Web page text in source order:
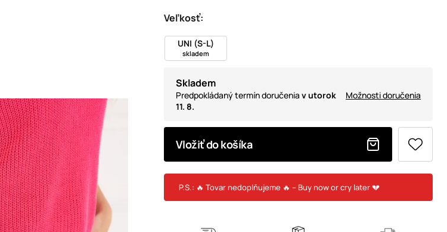
Veľkosť:
UNI (S-L)
skladem
Skladem
Predpokládaný termín doručenia v utorok
11. 8.
Možnosti doručenia
Vložiť do košíka
P.S.: 🔥 Tovar nedoplňujeme 🔥 – Buy now or cry later 💔